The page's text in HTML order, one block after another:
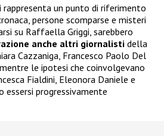
rappresenta un punto di riferimento
persone scomparse e misteri
su Raffaella Griggi, sarebbero
anche altri giornalisti della
Cazzaniga, Francesco Paolo Del
le ipotesi che coinvolgevano
Fialdini, Eleonora Daniele e
essersi progressivamente